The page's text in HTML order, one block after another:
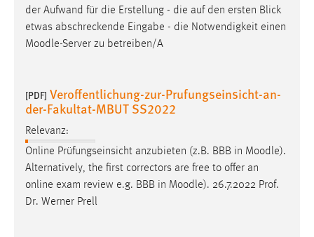
der Aufwand für die Erstellung - die auf den ersten Blick
etwas abschreckende Eingabe - die Notwendigkeit einen
Moodle-Server zu betreiben/A
[PDF] Veroffentlichung-zur-Prufungseinsicht-an-
der-Fakultat-MBUT SS2022
Relevanz:
Online Prüfungseinsicht anzubieten (z.B. BBB in Moodle).
Alternatively, the first correctors are free to offer an
online exam review e.g. BBB in Moodle). 26.7.2022 Prof.
Dr. Werner Prell